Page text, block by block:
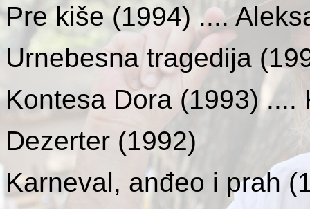
Pre kiše (1994) ....
Urnebesna tragedija
Kontesa Dora (1993) ....
Dezerter (1992)
Karneval, anđeo i prah